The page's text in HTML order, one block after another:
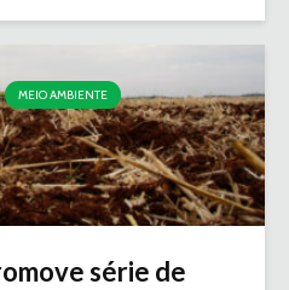
MEIO AMBIENTE
série de